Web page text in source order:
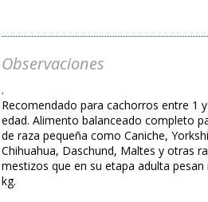
Observaciones
.
Recomendado para cachorros entre 1
edad. Alimento balanceado completo
de raza pequeña como Caniche,
Chihuahua, Daschund, Maltes y otras
mestizos que en su etapa adulta pesan
kg.